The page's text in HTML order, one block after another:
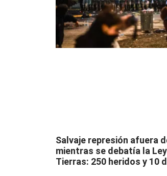
Salvaje represión afuera
mientras se debatía la
Tierras: 250 heridos y 10